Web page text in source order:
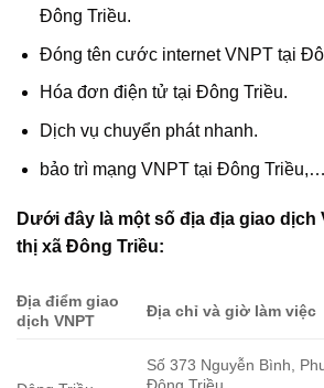
Đông Triều.
Đóng tên cước internet VNPT tại
Hóa đơn điện tử tại Đông Triều.
Dịch vụ chuyển phát nhanh.
bảo trì mạng VNPT tại Đông Triều,…
Dưới đây là một số địa địa giao dịch
thị xã Đông Triều:
Địa điểm giao
dịch VNPT
Địa chỉ và giờ làm việc
Số 373 Nguyễn Bình,